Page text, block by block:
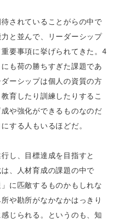
されていることがらの中で
と並んで、リーダーシップ
要事項に挙げられてきた。4
も荷の勝ちすぎた課題であ
ーシップは個人の資質の方
育したり訓練したりするこ
や強化ができるものなのだ
する人もいるほどだ。
し、目標達成を目指すと
、人材育成の課題の中で
に匹敵するものかもしれな
や勘所がなかなかはっきり
じられる。というのも、知